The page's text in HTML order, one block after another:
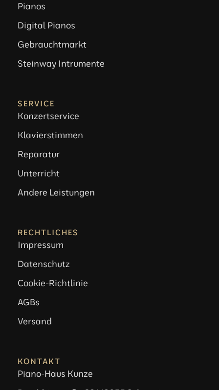
Pianos
Digital Pianos
Gebrauchtmarkt
Steinway Intrumente
SERVICE
Konzertservice
Klavierstimmen
Reparatur
Unterricht
Andere Leistungen
RECHTLICHES
Impressum
Datenschutz
Cookie-Richtlinie
AGBs
Versand
KONTAKT
Piano-Haus Kunze